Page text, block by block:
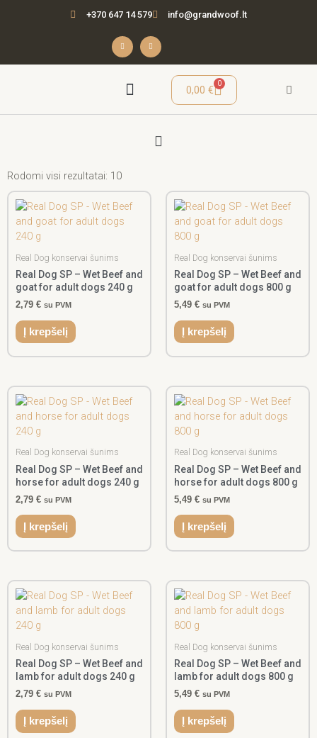
+370 647 14 579 info@grandwoof.lt
F
a
e
b
I
n
t
a
0,00€
0
Cart
Menu
Rodomi visi rezultatai: 10
Real Dog konservai šunims
Real Dog SP – Wet Beef and
goat for adult dogs 240 g
2,79 € su PVM
Į krepšelį
Real Dog konservai šunims
Real Dog SP – Wet Beef and
goat for adult dogs 800 g
5,49 € su PVM
Į krepšelį
Real Dog konservai šunims
Real Dog SP – Wet Beef and
horse for adult dogs 240 g
2,79 € su PVM
Į krepšelį
Real Dog konservai šunims
Real Dog SP – Wet Beef and
horse for adult dogs 800 g
5,49 € su PVM
Į krepšelį
Real Dog konservai šunims
Real Dog SP – Wet Beef and
lamb for adult dogs 240 g
2,79 € su PVM
Į krepšelį
Real Dog konservai šunims
Real Dog SP – Wet Beef and
lamb for adult dogs 800 g
5,49 € su PVM
Į krepšelį